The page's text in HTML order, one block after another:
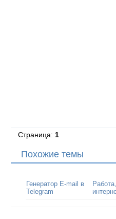
Страница: 1
Похожие темы
Генератор E-mail в
Telegram